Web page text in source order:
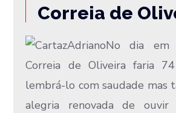
Correia de
No dia em
Correia de Oliveira faria
lembrá-lo com saudade mas
alegria renovada de ouvir